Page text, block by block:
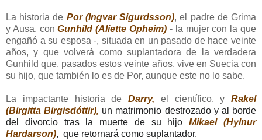
La historia de Por (Ingvar Sigurdsson), el padre de Grima
y Ausa, conGunhild (Aliette Opheim) - la mujer con la que
engañó a su esposa -, situada en un pasado de hace veinte
años, y que volverá como suplantadora de la verdadera
Gunhild que, pasados estos veinte años, vive en Suecia con
su hijo, que también lo es de Por, aunque este no lo sabe.
La impactante historia de Darry, el científico, y Rakel
(Birgitta Birgisdóttir), un matrimonio destrozado y al borde
del divorcio tras la muerte de su hijoMikael (Hylnur
Hardarson), que retornará como suplantador.